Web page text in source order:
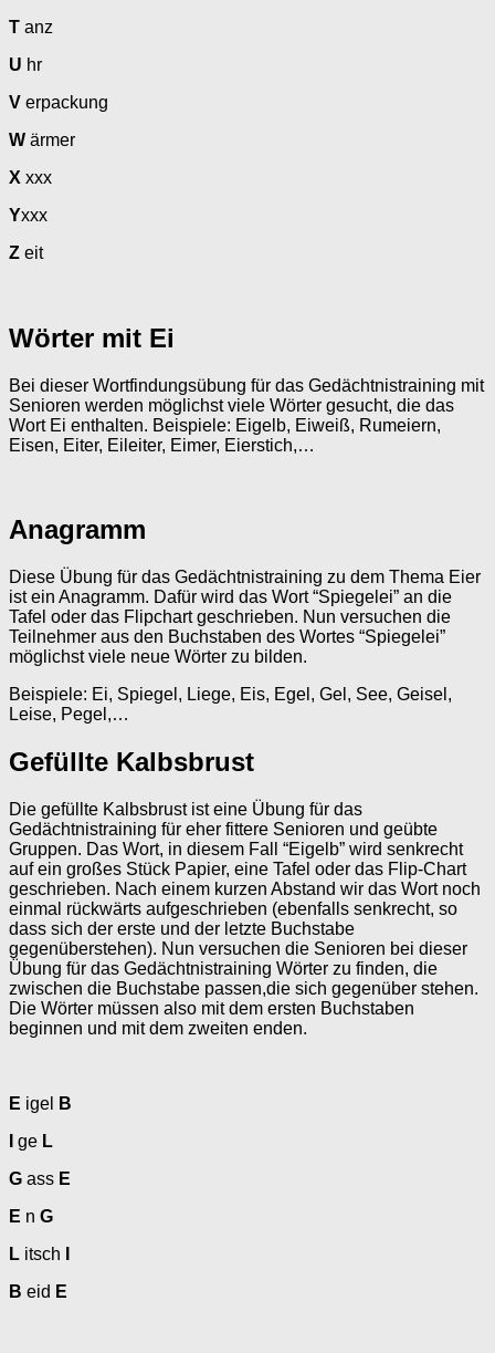
T anz
U hr
V erpackung
W ärmer
X xxx
Yxxx
Z eit
Wörter mit Ei
Bei dieser Wortfindungsübung für das Gedächtnistraining mit
Senioren werden möglichst viele Wörter gesucht, die das
Wort Ei enthalten. Beispiele: Eigelb, Eiweiß, Rumeiern,
Eisen, Eiter, Eileiter, Eimer, Eierstich,…
Anagramm
Diese Übung für das Gedächtnistraining zu dem Thema Eier
ist ein Anagramm. Dafür wird das Wort “Spiegelei” an die
Tafel oder das Flipchart geschrieben. Nun versuchen die
Teilnehmer aus den Buchstaben des Wortes “Spiegelei”
möglichst viele neue Wörter zu bilden.
Beispiele: Ei, Spiegel, Liege, Eis, Egel, Gel, See, Geisel,
Leise, Pegel,…
Gefüllte Kalbsbrust
Die gefüllte Kalbsbrust ist eine Übung für das
Gedächtnistraining für eher fittere Senioren und geübte
Gruppen. Das Wort, in diesem Fall “Eigelb” wird senkrecht
auf ein großes Stück Papier, eine Tafel oder das Flip-Chart
geschrieben. Nach einem kurzen Abstand wir das Wort noch
einmal rückwärts aufgeschrieben (ebenfalls senkrecht, so
dass sich der erste und der letzte Buchstabe
gegenüberstehen). Nun versuchen die Senioren bei dieser
Übung für das Gedächtnistraining Wörter zu finden, die
zwischen die Buchstabe passen,die sich gegenüber stehen.
Die Wörter müssen also mit dem ersten Buchstaben
beginnen und mit dem zweiten enden.
E igel
B
ge L
G ass E
E n G
L itsch
B eid E